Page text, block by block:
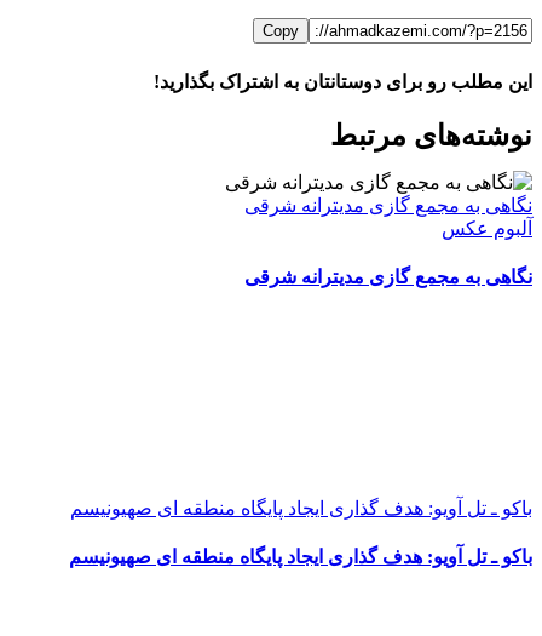
Copy
این مطلب رو برای دوستانتان به اشتراک بگذارید!
FacebookX
LinkedIn
WhatsApp
Telegram
ایمیل
نوشته‌‌های مرتبط
نگاهی به مجمع گازی مدیترانه شرقی
آلبوم عکس
نگاهی به مجمع گازی مدیترانه شرقی
باکو ـ تل آویو: هدف گذاری ایجاد پایگاه منطقه ای صهیونیسم
باکو ـ تل آویو: هدف گذاری ایجاد پایگاه منطقه ای صهیونیسم